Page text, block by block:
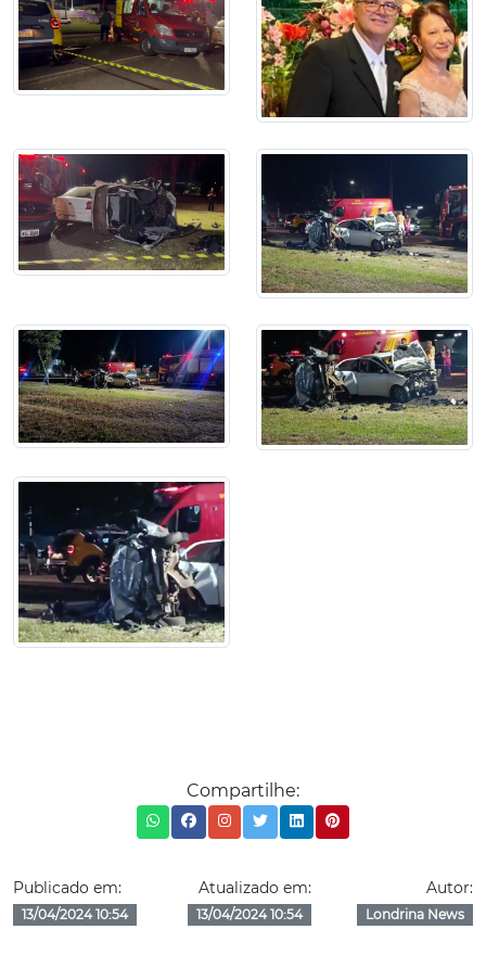
Compartilhe:
Publicado em:
13/04/2024 10:54
Atualizado em:
13/04/2024 10:54
Autor:
Londrina News